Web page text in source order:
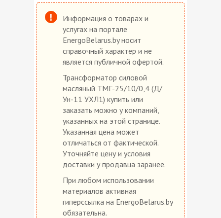
Информация о товарах и
услугах на портале
EnergoBelarus.by носит
справочный характер и не
является публичной офертой.
Трансформатор силовой
масляный ТМГ-25/10/0,4 (Д/
Ун-11 УХЛ1) купить или
заказать можно у компаний,
указанных на этой странице.
Указанная цена может
отличаться от фактической.
Уточняйте цену и условия
доставки у продавца заранее.
При любом использовании
материалов активная
гиперссылка на EnergoBelarus.by
обязательна.